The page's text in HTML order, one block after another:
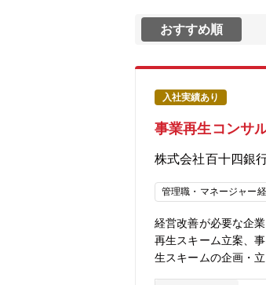
おすすめ順
入社実績あり
事業再生コンサ
株式会社百十四銀
管理職・マネージャー
経営改善が必要な企
再生スキーム立案、
生スキームの企画・